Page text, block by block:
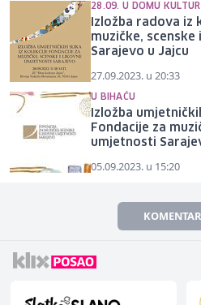
28.09. U DOMU
Izložba radova iz
muzičke,
Sarajevo u Jajcu
27.09.2023. u 20:33
U BIHAĆU
Izložba
Fondacije za
umjetnosti
05.09.2023. u 15:20